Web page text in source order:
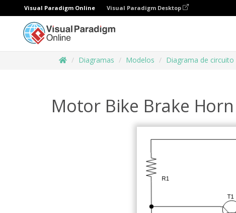
Visual Paradigm Online Visual Paradigm Desktop
Diagramas Modelos Diagrama de circuito
Motor Bike Brake Horn